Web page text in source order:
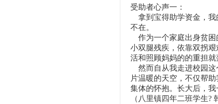
受助者心声一：
拿到宝得助学资金，我
不在。
作为一个家庭出身贫困
小双腿残疾，依靠双拐
活和照顾妈妈的的重担
然而自从我走进校园这
片温暖的天空，不仅帮
集体的怀抱。长大后，
（八里镇四年二班学生?